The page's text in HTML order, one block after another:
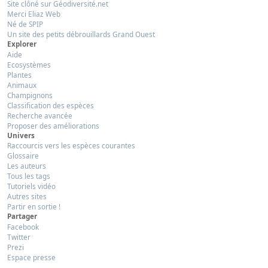
Site clôné sur Géodiversité.net
Merci Eliaz Web
Né de SPIP
Un site des petits débrouillards Grand Ouest
Explorer
Aide
Ecosystèmes
Plantes
Animaux
Champignons
Classification des espèces
Recherche avancée
Proposer des améliorations
Univers
Raccourcis vers les espèces courantes
Glossaire
Les auteurs
Tous les tags
Tutoriels vidéo
Autres sites
Partir en sortie !
Partager
Facebook
Twitter
Prezi
Espace presse